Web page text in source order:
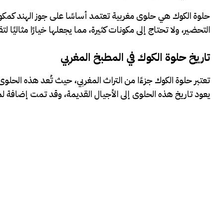
حلوة الكوك هي حلوى مغربية تعتمد أساسًا على جوز الهند
التحضير، ولا تحتاج إلى مكونات كثيرة، مما يجعلها خيارًا مثاليًا
تاريخ حلوة الكوك في المطبخ المغربي
تعتبر حلوة الكوك جزءًا من التراث المغربي، حيث تُعد هذه
يعود تاريخ هذه الحلوى إلى الأجيال القديمة، وقد تمت